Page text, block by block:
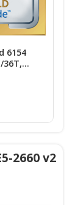
6154
36T,
2660 v2